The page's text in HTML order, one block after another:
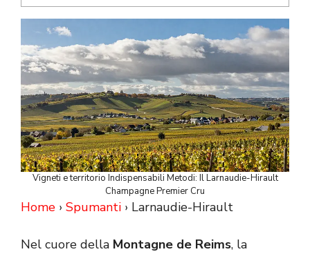
Vigneti e territorio Indispensabili Metodi: Il Larnaudie-Hirault
Champagne Premier Cru
Home › Spumanti › Larnaudie-Hirault
Nel cuore della Montagne de Reims, la